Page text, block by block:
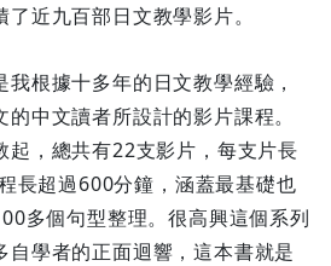
近九百部日文教學影片。
我根據十多年的日文教學經驗，
中文讀者所設計的影片課程。
起，總共有22支影片，每支片長
長超過600分鐘，涵蓋最基礎也
多個句型整理。很高興這個系列
自學者的正面迴響，這本書就是